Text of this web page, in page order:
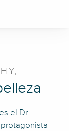
el Dr.